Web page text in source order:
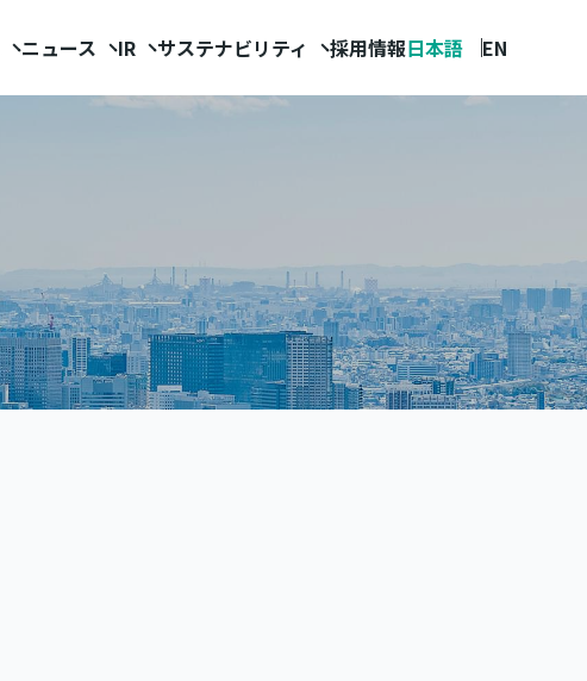
ニュース IR サステナビリティ 採用情報日本語 EN